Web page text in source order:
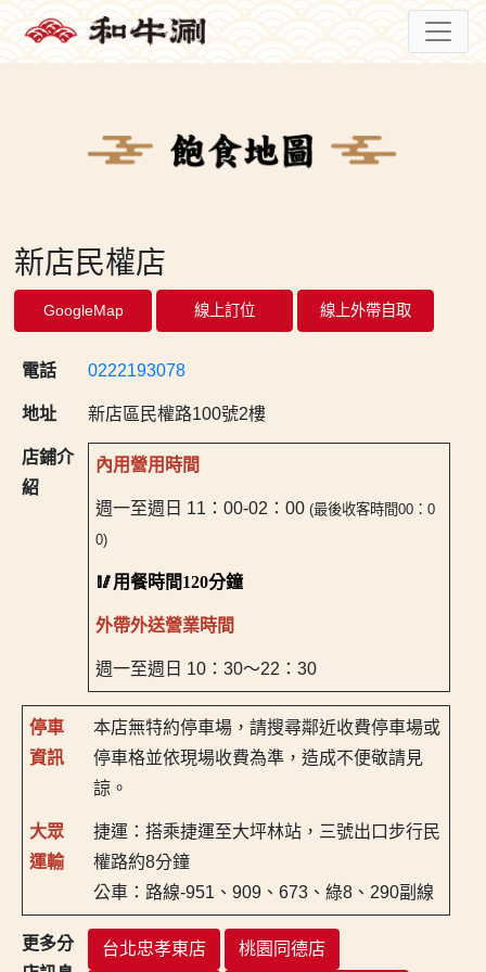
新店民權店
GoogleMap 線上訂位 線上外帶自取
電話 0222193078
地址 新店區民權路100號2樓
店鋪介
紹
內用營用時間
週一至週日 11：00-02：00(最後收客時間00：0
0)
🥢用餐時間120分鐘
外帶外送營業時間
週一至週日 10：30～22：30
停車
資訊
本店無特約停車場，請搜尋鄰近收費停車場或
停車格並依現場收費為準，造成不便敬請見
諒。
大眾
運輸
捷運：搭乘捷運至大坪林站，三號出口步行民
權路約8分鐘
公車：路線-951、909、673、綠8、290副線
更多分